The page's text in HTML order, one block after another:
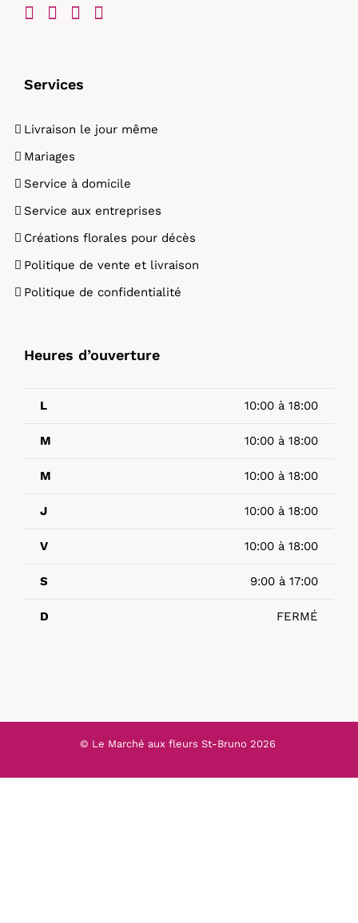
Services
Livraison le jour même
Mariages
Service à domicile
Service aux entreprises
Créations florales pour décès
Politique de vente et livraison
Politique de confidentialité
Heures d’ouverture
L 10:00 à 18:00
M 10:00 à 18:00
M 10:00 à 18:00
J 10:00 à 18:00
V 10:00 à 18:00
S 9:00 à 17:00
D FERMÉ
© Le Marché aux fleurs St-Bruno 2026